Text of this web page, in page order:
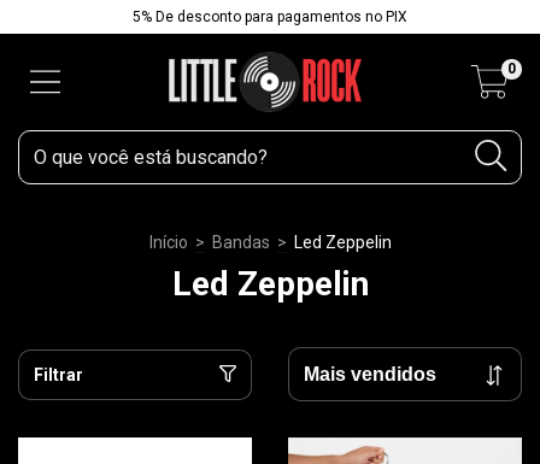
5% De desconto para pagamentos no PIX
0
Início > Bandas > Led Zeppelin
Led Zeppelin
Filtrar